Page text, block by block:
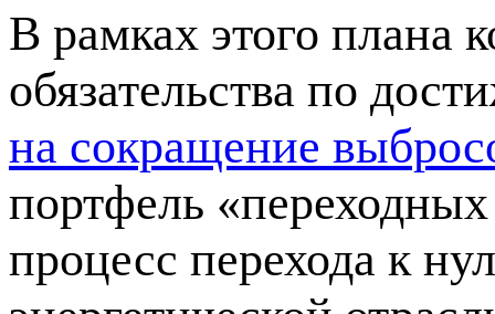
В рамках этого плана
обязательства по
на сокращение
портфель
процесс перехода к